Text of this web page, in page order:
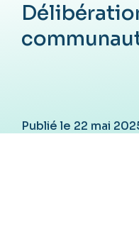
Publié le 22 mai